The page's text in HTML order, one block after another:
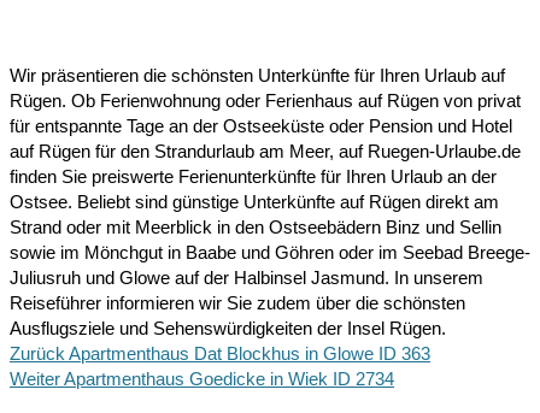
Wir präsentieren die schönsten Unterkünfte für Ihren Urlaub auf
Rügen. Ob Ferienwohnung oder Ferienhaus auf Rügen von privat
für entspannte Tage an der Ostseeküste oder Pension und Hotel
auf Rügen für den Strandurlaub am Meer, auf Ruegen-Urlaube.de
finden Sie preiswerte Ferienunterkünfte für Ihren Urlaub an der
Ostsee. Beliebt sind günstige Unterkünfte auf Rügen direkt am
Strand oder mit Meerblick in den Ostseebädern Binz und Sellin
sowie im Mönchgut in Baabe und Göhren oder im Seebad Breege-
Juliusruh und Glowe auf der Halbinsel Jasmund. In unserem
Reiseführer informieren wir Sie zudem über die schönsten
Ausflugsziele und Sehenswürdigkeiten der Insel Rügen.
Zurück Apartmenthaus Dat Blockhus in Glowe ID 363
WeiterApartmenthaus Goedicke in Wiek ID 2734